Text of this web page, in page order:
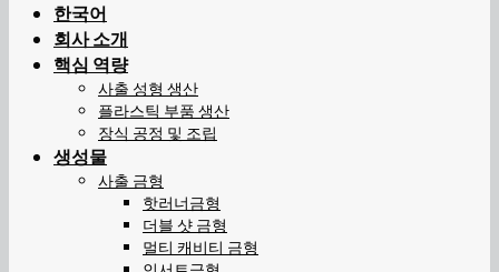
한국어
회사 소개
핵심 역량
사출 성형 생산
플라스틱 부품 생산
장식 공정 및 조립
생성물
사출 금형
핫러너금형
더블 샷 금형
멀티 캐비티 금형